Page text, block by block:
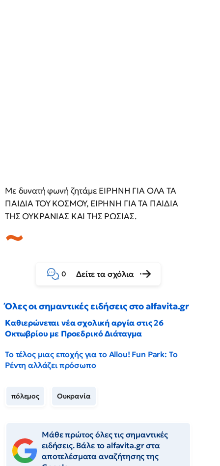
Με δυνατή φωνή ζητάμε ΕΙΡΗΝΗ ΓΙΑ ΟΛΑ ΤΑ
ΠΑΙΔΙΑ ΤΟΥ ΚΟΣΜΟΥ, ΕΙΡΗΝΗ ΓΙΑ ΤΑ ΠΑΙΔΙΑ
ΤΗΣ ΟΥΚΡΑΝΙΑΣ ΚΑΙ ΤΗΣ ΡΩΣΙΑΣ.
0 Δείτε τα σχόλια
Όλες οι σημαντικές ειδήσεις στο alfavita.gr
Καθιερώνεται νέα σχολική αργία στις 26
Οκτωβρίου με Προεδρικό Διάταγμα
Το τέλος μιας εποχής για το Allou! Fun Park: Το
Ρέντη αλλάζει πρόσωπο
πόλεμος Ουκρανία
Μάθε πρώτος όλες τις σημαντικές
ειδήσεις. Βάλε το alfavita.gr στα
αποτελέσματα αναζήτησης της